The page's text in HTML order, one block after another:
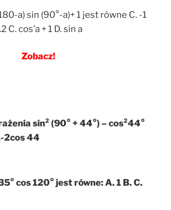
a) sin (90°-a)+ 1 jest równe C. -1
C. cos’a + 1 D. sin a
Zobacz!
sin² (90° + 44°) – cos²44°
2cos 44
cos 120° jest równe: A. 1 B. C.